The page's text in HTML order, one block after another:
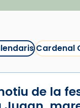
una
IA
Cardenal
de la